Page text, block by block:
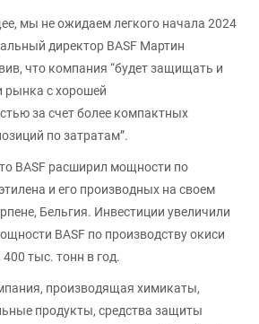
мы не ожидаем легкого начала 2024
директор BASF Мартин
что компания “будет защищать и
рынка с хорошей
за счет более компактных
по затратам”.
BASF расширил мощности по
и его производных на своем
Бельгия. Инвестиции увеличили
BASF по производству окиси
тыс. тонн в год.
производящая химикаты,
продукты, средства защиты